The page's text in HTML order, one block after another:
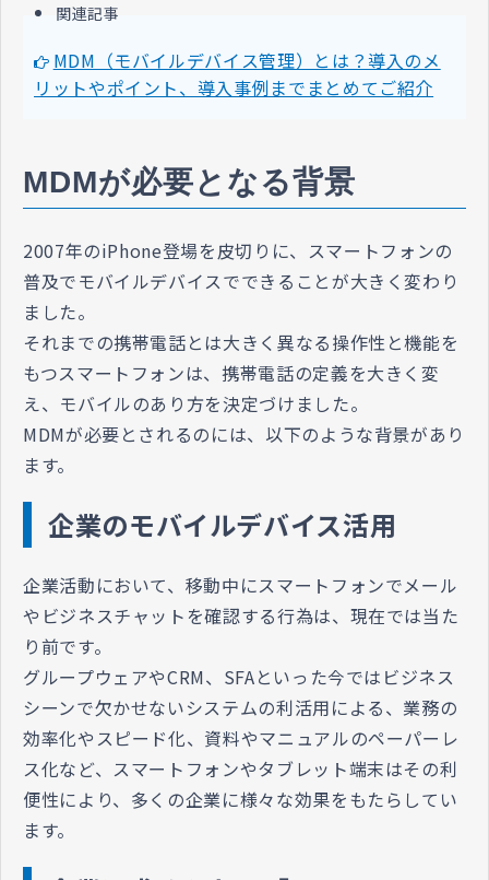
関連記事
MDM（モバイルデバイス管理）とは？導入のメ
リットやポイント、導入事例までまとめてご紹介
MDMが必要となる背景
2007年のiPhone登場を皮切りに、スマートフォンの
普及でモバイルデバイスでできることが大きく変わり
ました。
それまでの携帯電話とは大きく異なる操作性と機能を
もつスマートフォンは、携帯電話の定義を大きく変
え、モバイルのあり方を決定づけました。
MDMが必要とされるのには、以下のような背景があり
ます。
企業のモバイルデバイス活用
企業活動において、移動中にスマートフォンでメール
やビジネスチャットを確認する行為は、現在では当た
り前です。
グループウェアやCRM、SFAといった今ではビジネス
シーンで欠かせないシステムの利活用による、業務の
効率化やスピード化、資料やマニュアルのペーパーレ
ス化など、スマートフォンやタブレット端末はその利
便性により、多くの企業に様々な効果をもたらしてい
ます。